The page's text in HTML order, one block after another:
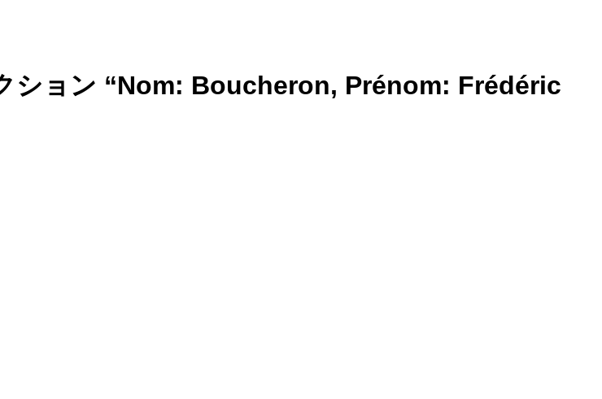
ション “Nom: Boucheron, Prénom: Frédéric